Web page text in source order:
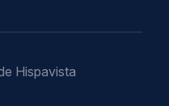
Hispavista